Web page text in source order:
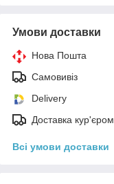
Умови доставки
Нова Пошта
Самовивіз
Delivery
Доставка кур'єром
Всі умови доставки